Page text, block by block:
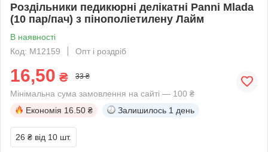
Роздільники педикюрні делікатні Panni Mlada
(10 пар/пач) з пінополіетилену Лайм
В наявності
Код: M12159
Опт і роздріб
16,50 ₴ 33 ₴
Мінімальна сума замовлення на сайті — 100 ₴
Економія 16.50 ₴ Залишилось 1 день
26 ₴ від 10 шт.